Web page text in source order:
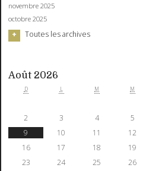
novembre 2025
octobre 2025
Toutes les archives
Août 2026
D L M M
2
3 4 5
9
10 11 12
16
17 18 19
23
24 25 26